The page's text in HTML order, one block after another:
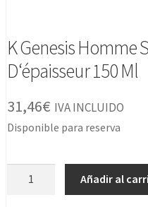
K Genesis Homme
D‘épaisseur 150 Ml
31,46€ IVA INCLUIDO
Disponible para reserva
Añadir al